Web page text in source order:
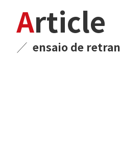
Article
ensaio de